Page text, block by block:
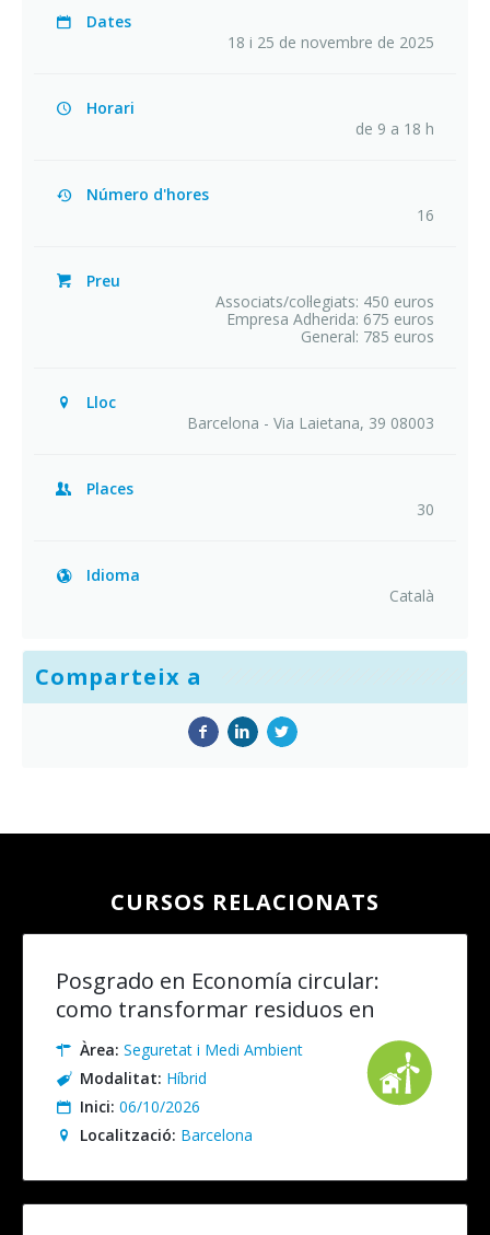
Dates
18 i 25 de novembre de 2025
Horari
de 9 a 18 h
Número d'hores
16
Preu
Associats/col·legiats: 450 euros
Empresa Adherida: 675 euros
General: 785 euros
Lloc
Barcelona - Via Laietana, 39 08003
Places
30
Idioma
Català
Comparteix a
CURSOS RELACIONATS
Posgrado en Economía circular:
como transformar residuos en
recursos. Presencial/Online en
Directo
Àrea: Seguretat i Medi Ambient
Modalitat: Híbrid
Inici: 06/10/2026
Localització: Barcelona